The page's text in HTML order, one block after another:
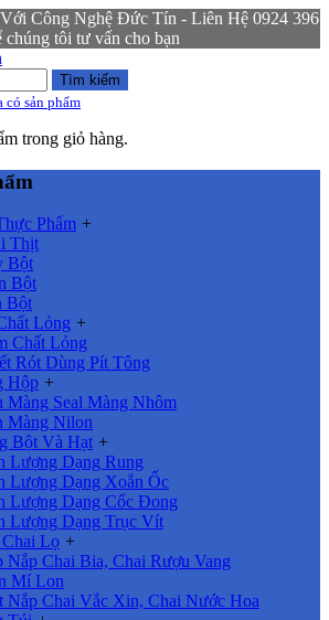
Công Nghệ Đức Tín - Liên Hệ 0924 396
tôi tư vấn cho bạn
Tìm kiếm
có sản phẩm
trong giỏ hàng.
Phẩm +
Thịt
Bột
Bột
Bột
Lỏng +
Chất Lỏng
Rót Dùng Pít Tông
Hộp +
Màng Seal Màng Nhôm
Màng Nilon
Bột Và Hạt +
Lượng Dạng Rung
Lượng Dạng Xoắn Ốc
Lượng Dạng Cốc Đong
Lượng Dạng Trục Vít
Lọ +
Nắp Chai Bia, Chai Rượu Vang
Mí Lon
Nắp Chai Vắc Xin, Chai Nước Hoa